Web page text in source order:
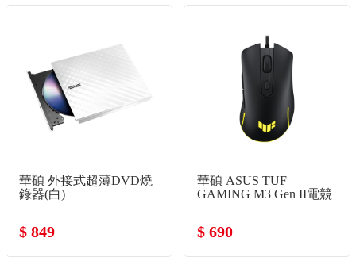
華碩 外接式超薄DVD燒
錄器(白)
$ 849
華碩 ASUS TUF
GAMING M3 Gen II電競
$ 690